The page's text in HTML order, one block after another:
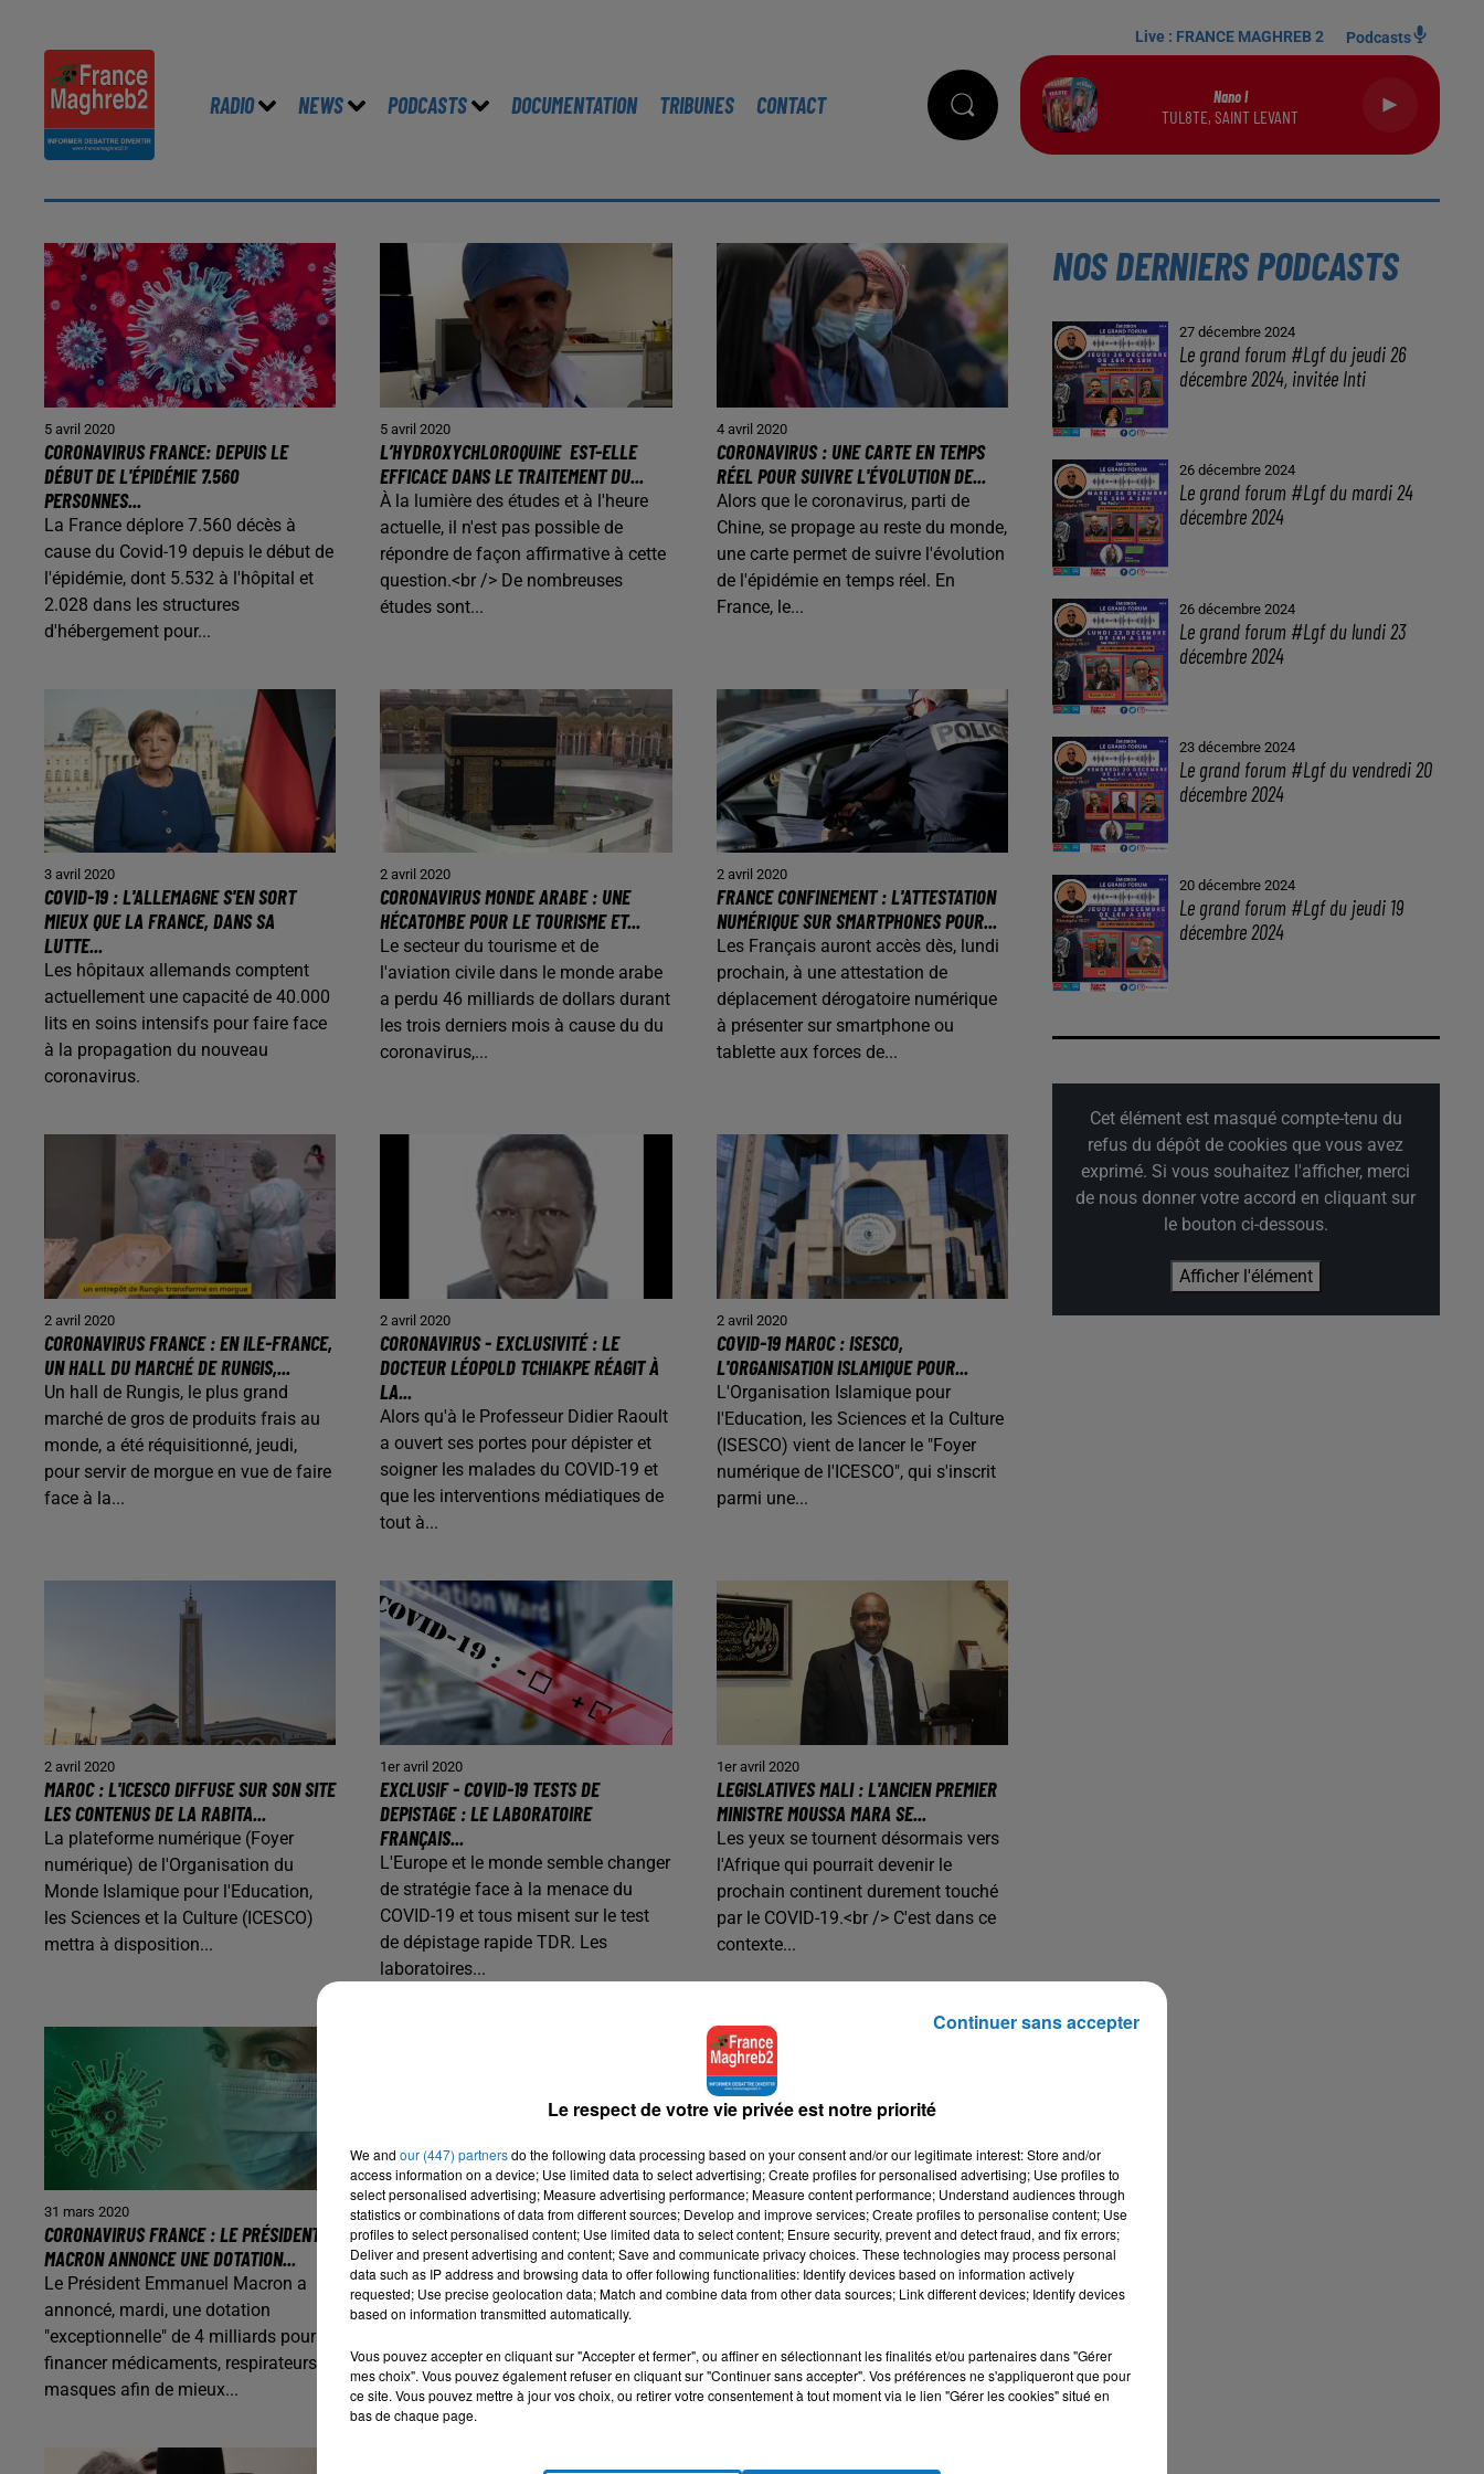
RADIO NEWS PODCASTS DOCUMENTATION TRIBUNES CONTACT
Live : FRANCE MAGHREB 2 Podcasts
Nano I
TUL8TE, SAINT LEVANT
5 avril 2020
CORONAVIRUS FRANCE: DEPUIS LE
DÉBUT DE L'ÉPIDÉMIE 7.560
PERSONNES...
La France déplore 7.560 décès à
cause du Covid-19 depuis le début de
l'épidémie, dont 5.532 à l'hôpital et
2.028 dans les structures
d'hébergement pour...
5 avril 2020
L’HYDROXYCHLOROQUINE EST-ELLE
EFFICACE DANS LE TRAITEMENT DU...
À la lumière des études et à l'heure
actuelle, il n'est pas possible de
répondre de façon affirmative à cette
question.<br /> De nombreuses
études sont...
4 avril 2020
CORONAVIRUS : UNE CARTE EN TEMPS
RÉEL POUR SUIVRE L'ÉVOLUTION DE...
Alors que le coronavirus, parti de
Chine, se propage au reste du monde,
une carte permet de suivre l'évolution
de l'épidémie en temps réel. En
France, le...
3 avril 2020
COVID-19 : L'ALLEMAGNE S'EN SORT
MIEUX QUE LA FRANCE, DANS SA
LUTTE...
Les hôpitaux allemands comptent
actuellement une capacité de 40.000
lits en soins intensifs pour faire face
à la propagation du nouveau
coronavirus.
2 avril 2020
CORONAVIRUS MONDE ARABE : UNE
HÉCATOMBE POUR LE TOURISME ET...
Le secteur du tourisme et de
l'aviation civile dans le monde arabe
a perdu 46 milliards de dollars durant
les trois derniers mois à cause du du
coronavirus,...
2 avril 2020
FRANCE CONFINEMENT : L'ATTESTATION
NUMÉRIQUE SUR SMARTPHONES POUR...
Les Français auront accès dès, lundi
prochain, à une attestation de
déplacement dérogatoire numérique
à présenter sur smartphone ou
tablette aux forces de...
2 avril 2020
CORONAVIRUS FRANCE : EN ILE-FRANCE,
UN HALL DU MARCHÉ DE RUNGIS,...
Un hall de Rungis, le plus grand
marché de gros de produits frais au
monde, a été réquisitionné, jeudi,
pour servir de morgue en vue de faire
face à la...
2 avril 2020
CORONAVIRUS - EXCLUSIVITÉ : LE
DOCTEUR LÉOPOLD TCHIAKPE RÉAGIT À
LA...
Alors qu'à le Professeur Didier Raoult
a ouvert ses portes pour dépister et
soigner les malades du COVID-19 et
que les interventions médiatiques de
tout à...
2 avril 2020
COVID-19 MAROC : ISESCO,
L'ORGANISATION ISLAMIQUE POUR...
L'Organisation Islamique pour
l'Education, les Sciences et la Culture
(ISESCO) vient de lancer le "Foyer
numérique de l'ICESCO", qui s'inscrit
parmi une...
2 avril 2020
MAROC : L'ICESCO DIFFUSE SUR SON SITE
LES CONTENUS DE LA RABITA...
La plateforme numérique (Foyer
numérique) de l'Organisation du
Monde Islamique pour l'Education,
les Sciences et la Culture (ICESCO)
mettra à disposition...
1er avril 2020
EXCLUSIF - COVID-19 TESTS DE
DEPISTAGE : LE LABORATOIRE
FRANÇAIS...
L'Europe et le monde semble changer
de stratégie face à la menace du
COVID-19 et tous misent sur le test
de dépistage rapide TDR. Les
laboratoires...
1er avril 2020
LEGISLATIVES MALI : L'ANCIEN PREMIER
MINISTRE MOUSSA MARA SE...
Les yeux se tournent désormais vers
l'Afrique qui pourrait devenir le
prochain continent durement touché
par le COVID-19.<br /> C'est dans ce
contexte...
31 mars 2020
CORONAVIRUS FRANCE : LE PRÉSIDENT
MACRON ANNONCE UNE DOTATION...
Le Président Emmanuel Macron a
annoncé, mardi, une dotation
"exceptionnelle" de 4 milliards pour
financer médicaments, respirateurs et
masques afin de mieux...
31 mars 2020
CORONAVIRUS ITALIE : LES BONNES
NOUVELLES SONT LÀ ...
Malgré la sombre situation
provoquée par l'épidémie du
répercussions économiques et
sociales massives, et alors que le...
31 mars 2020
CORONAVIRUS RUSSIE : POUTINE
MOBILISE PLUS DE 1,2 % DU PIB DU...
La Russie a consacré plus de 1,2 pc
coronavirus, a indiqué mardi le
ministre des...
NOS DERNIERS PODCASTS
27 décembre 2024
Le grand forum #Lgf du jeudi 26
décembre 2024, invitée Inti
26 décembre 2024
Le grand forum #Lgf du mardi 24
décembre 2024
26 décembre 2024
Le grand forum #Lgf du lundi 23
décembre 2024
23 décembre 2024
Le grand forum #Lgf du vendredi 20
décembre 2024
20 décembre 2024
Le grand forum #Lgf du jeudi 19
décembre 2024
Cet élément est masqué compte-tenu du
refus du dépôt de cookies que vous avez
exprimé. Si vous souhaitez l'afficher, merci
de nous donner votre accord en cliquant sur
le bouton ci-dessous.
Afficher l'élément
Le respect de votre vie privée est notre priorité
We and our (447) partnersdo the following data processing based on your consent and/or our legitimate interest: Store and/or
access information on a device; Use limited data to select advertising; Create profiles for personalised advertising; Use profiles to
select personalised advertising; Measure advertising performance; Measure content performance; Understand audiences through
statistics or combinations of data from different sources; Develop and improve services; Create profiles to personalise content; Use
profiles to select personalised content; Use limited data to select content; Ensure security, prevent and detect fraud, and fix errors;
Deliver and present advertising and content; Save and communicate privacy choices. These technologies may process personal
data such as IP address and browsing data to offer following functionalities: Identify devices based on information actively
requested; Use precise geolocation data; Match and combine data from other data sources; Link different devices; Identify devices
based on information transmitted automatically.
Vous pouvez accepter en cliquant sur "Accepter et fermer", ou affiner en sélectionnant les finalités et/ou partenaires dans "Gérer
mes choix". Vous pouvez également refuser en cliquant sur "Continuer sans accepter". Vos préférences ne s'appliqueront que pour
ce site. Vous pouvez mettre à jour vos choix, ou retirer votre consentement à tout moment via le lien "Gérer les cookies" situé en
bas de chaque page.
Continuer sans accepter